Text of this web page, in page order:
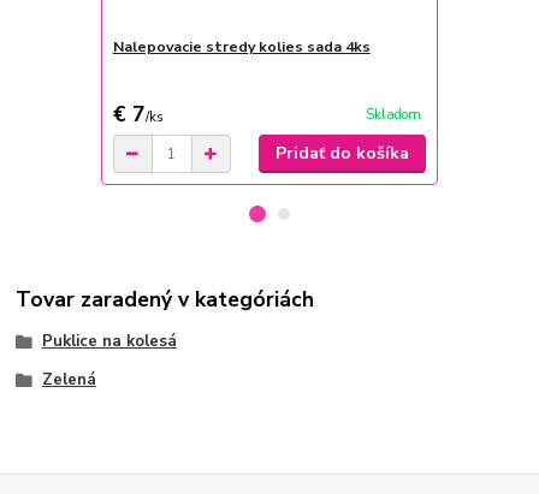
Nalepovacie stredy kolies sada 4ks
€ 7/ks Skladom
Pridať do košíka
Tovar zaradený v kategóriách
Puklice na kolesá
Zelená